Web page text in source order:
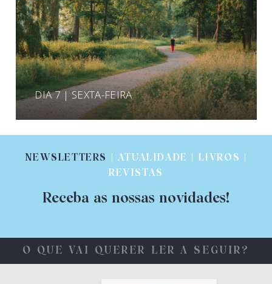
DIA 7 | SEXTA-FEIRA
NEWSLETTERS
| ATUALIDADE | LIVROS |
REVISTAS
Receba as nossas novidades!
O QUE VAI QUERER LER A SEGUIR?